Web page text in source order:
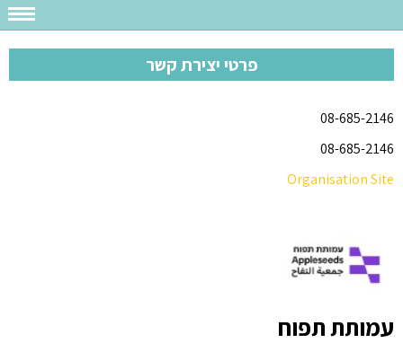
פרטי יצירת קשר
08-685-2146
08-685-2146
Organisation Site
עמותת תפוח